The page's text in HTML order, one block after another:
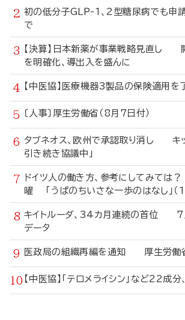
初の低分子GLP-1、2型糖尿病でも申
で
【決算】日本新薬が事業戦略見直し
を明確化、導出入を盛んに
【中医協】医療機器3製品の保険適用
〔人事〕厚生労働省（8月7日付）
タブネオス、欧州で承認取り消し キ
引き続き協議中」
ドイツ人の働き方、参考にしてみて
曜 「うぱのちいさな一歩のはなし」（
キイトルーダ、34カ月連続の首位 7月
データ
医政局の組織再編を通知 厚生労働
【中医協】「テロメライシン」など22